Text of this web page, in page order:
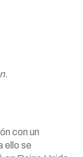
con un
ello se